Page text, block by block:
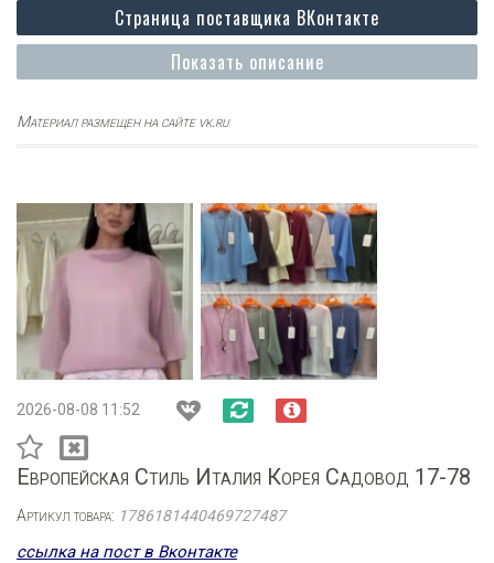
Показать описание
Страница поставщика ВКонтакте
Материал размещен на сайте vk.ru
2026-08-08 11:52
Европейская Стиль Италия Корея Садовод 17-78
Артикул товара: 1786181440469727487
ссылка на пост в Вконтакте